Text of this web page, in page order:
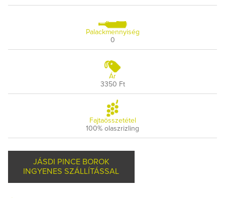
Palackmennyiség
0
Ár
3350 Ft
Fajtaösszetétel
100% olaszrizling
JÁSDI PINCE BOROK
INGYENES SZÁLLÍTÁSSAL